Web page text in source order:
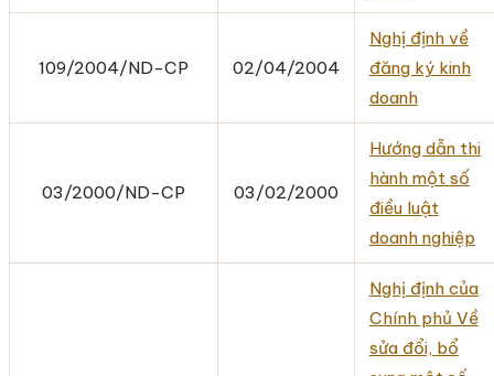
109/2004/ND-CP 02/04/2004
Nghị định về
đăng ký kinh
doanh
03/2000/ND-CP 03/02/2000
Hướng dẫn thi
hành một số
điều luật
doanh nghiệp
Nghị định của
Chính phủ Về
sửa đổi, bổ